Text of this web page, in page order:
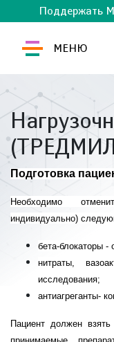
Поддержать
МЕНЮ
Подготовка
Необходимо
индивидуально)
бета-блокаторы -
нитраты,
исследования;
антиагреганты-
Пациент должен